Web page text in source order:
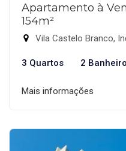
Apartamento à
154m²
Vila Castelo Branco,
3 Quartos 2
Mais informações